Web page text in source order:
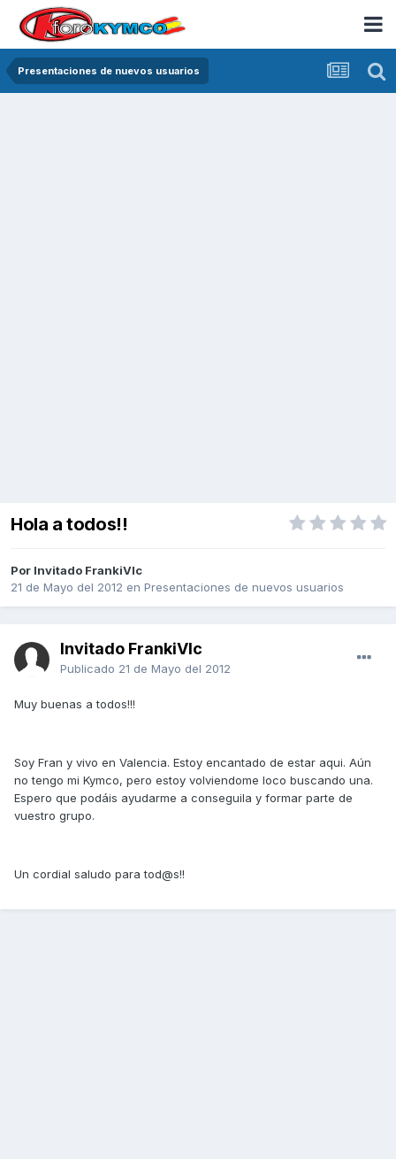
Presentaciones de nuevos usuarios
Hola a todos!!
Por Invitado FrankiVlc
21 de Mayo del 2012 en Presentaciones de nuevos usuarios
Invitado FrankiVlc
Publicado 21 de Mayo del 2012
Muy buenas a todos!!!
Soy Fran y vivo en Valencia. Estoy encantado de estar aqui. Aún
no tengo mi Kymco, pero estoy volviendome loco buscando una.
Espero que podáis ayudarme a conseguila y formar parte de
vuestro grupo.
Un cordial saludo para tod@s!!